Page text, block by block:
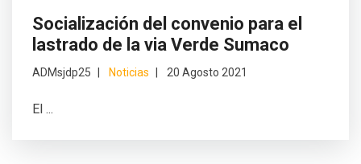
Socialización del convenio para el
lastrado de la via Verde Sumaco
ADMsjdp25 Noticias 20 Agosto 2021
El ...